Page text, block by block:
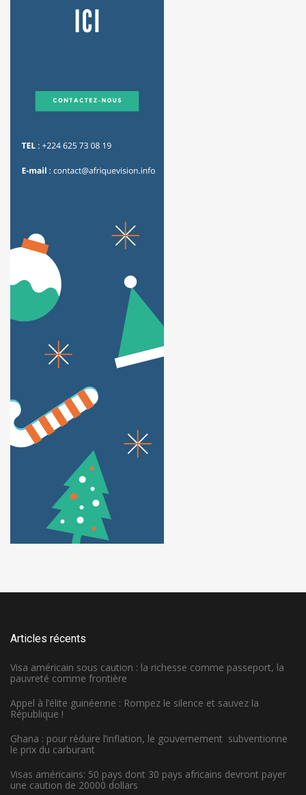
Articles récents
Visa américain sous caution : la richesse comme passeport, la
pauvreté comme frontière
Appel à l’élite guinéenne : Rompez le silence et sauvez la
République !
Ghana : pour réduire l’inflation, le gouvernement subventionne
le prix du carburant
Visas américains: 50 pays dont 30 pays africains devront payer
une caution de 20000 dollars